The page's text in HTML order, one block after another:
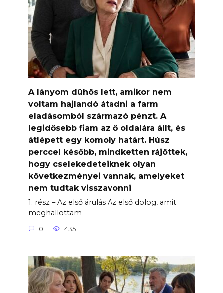
A lányom dühös lett, amikor nem
voltam hajlandó átadni a farm
eladásomból származó pénzt. A
legidősebb fiam az ő oldalára állt, és
átlépett egy komoly határt. Húsz
perccel később, mindketten rájöttek,
hogy cselekedeteiknek olyan
következményei vannak, amelyeket
nem tudtak visszavonni
1. rész – Az első árulás Az első dolog, amit
meghallottam
0 435